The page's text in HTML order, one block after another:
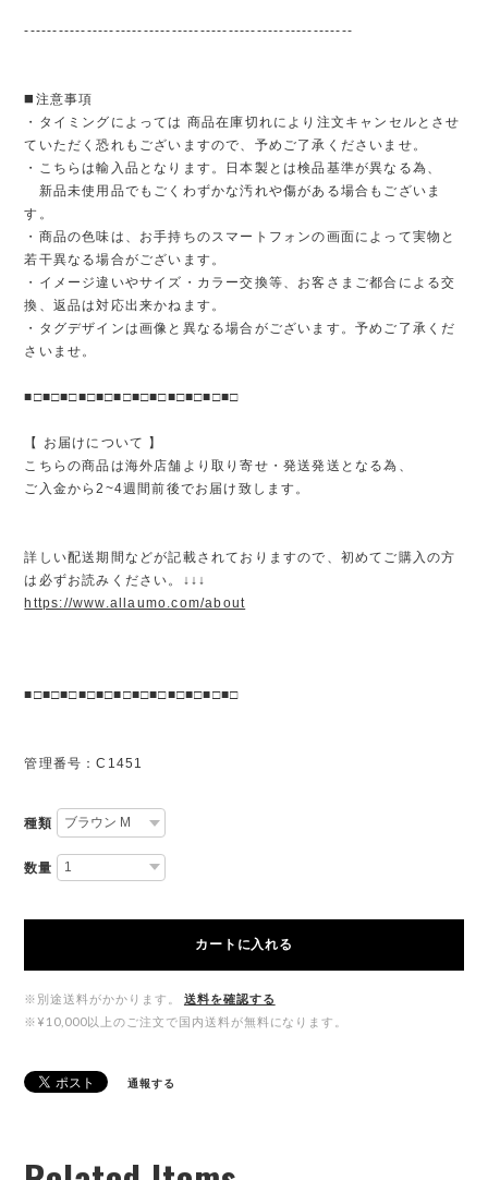
----------------------------------------------------------
◼️注意事項
・タイミングによっては 商品在庫切れにより注文キャンセルとさせ
ていただく恐れもございますので、予めご了承くださいませ。
・こちらは輸入品となります。日本製とは検品基準が異なる為、
新品未使用品でもごくわずかな汚れや傷がある場合もございま
す。
・商品の色味は、お手持ちのスマートフォンの画面によって実物と
若干異なる場合がございます。
・イメージ違いやサイズ・カラー交換等、お客さまご都合による交
換、返品は対応出来かねます。
・タグデザインは画像と異なる場合がございます。予めご了承くだ
さいませ。
■□■□■□■□■□■□■□■□■□■□■□■□
【 お届けについて 】
こちらの商品は海外店舗より取り寄せ・発送発送となる為、
ご入金から2~4週間前後でお届け致します。
詳しい配送期間などが記載されておりますので、初めてご購入の方
は必ずお読みください。↓↓↓
https://www.allaumo.com/about
■□■□■□■□■□■□■□■□■□■□■□■□
管理番号：C1451
種類
数量
カートに入れる
※別途送料がかかります。
送料を確認する
※¥10,000以上のご注文で国内送料が無料になります。
通報する